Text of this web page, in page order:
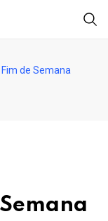
Fim de Semana